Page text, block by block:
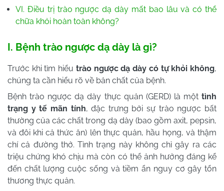
VI. Điều trị trào ngược dạ dày mất bao lâu và có thể
chữa khỏi hoàn toàn không?
I. Bệnh trào ngược dạ dày là gì?
Trước khi tìm hiểu trào ngược dạ dày có tự khỏi không,
chúng ta cần hiểu rõ về bản chất của bệnh.
Bệnh trào ngược dạ dày thực quản (GERD) là một tình
trạng y tế mãn tính, đặc trưng bởi sự trào ngược bất
thường của các chất trong dạ dày (bao gồm axit, pepsin,
và đôi khi cả thức ăn) lên thực quản, hầu họng, và thậm
chí cả đường thở. Tình trạng này không chỉ gây ra các
triệu chứng khó chịu mà còn có thể ảnh hưởng đáng kể
đến chất lượng cuộc sống và tiềm ẩn nguy cơ gây tổn
thương thực quản.